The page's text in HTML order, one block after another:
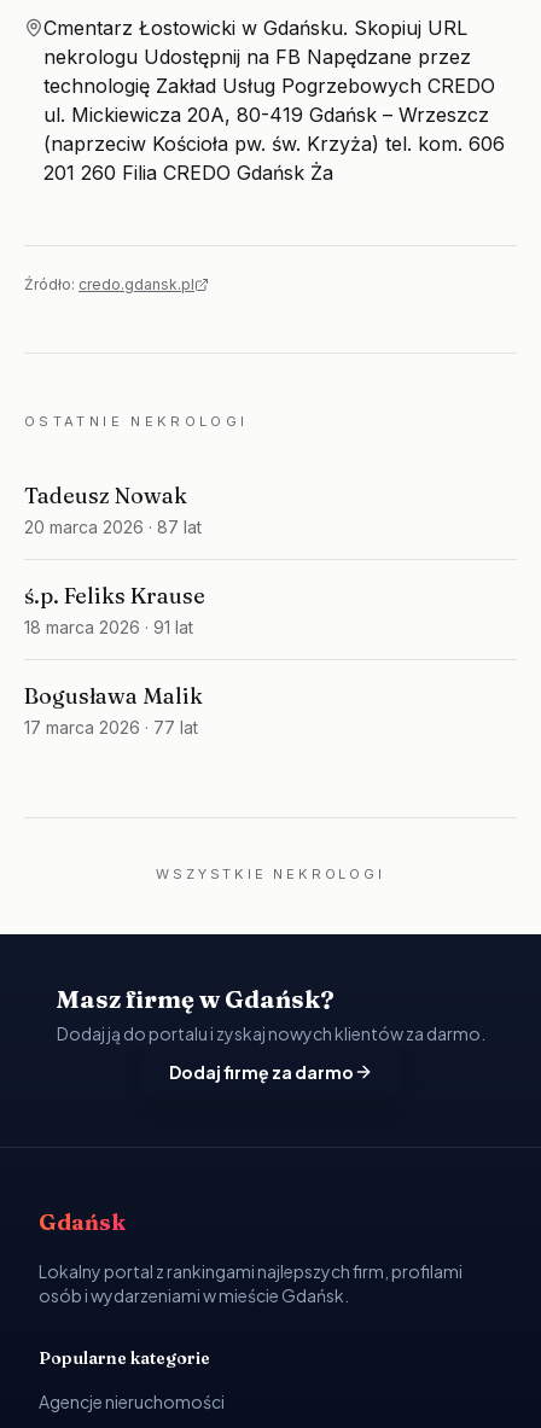
Miejsce
Cmentarz Łostowicki w Gdańsku. Skopiuj URL
nekrologu Udostępnij na FB Napędzane przez
technologię Zakład Usług Pogrzebowych CREDO
ul. Mickiewicza 20A, 80-419 Gdańsk – Wrzeszcz
(naprzeciw Kościoła pw. św. Krzyża) tel. kom. 606
201 260 Filia CREDO Gdańsk Ża
Źródło: credo.gdansk.pl
OSTATNIE NEKROLOGI
Tadeusz Nowak
20 marca 2026 · 87 lat
ś.p. Feliks Krause
18 marca 2026 · 91 lat
Bogusława Malik
17 marca 2026 · 77 lat
WSZYSTKIE NEKROLOGI
Masz firmę w Gdańsk?
Dodaj ją do portalu i zyskaj nowych klientów za darmo.
Dodaj firmę za darmo
Gdańsk
Lokalny portal z rankingami najlepszych firm, profilami
osób i wydarzeniami w mieście Gdańsk.
Popularne kategorie
Agencje nieruchomości